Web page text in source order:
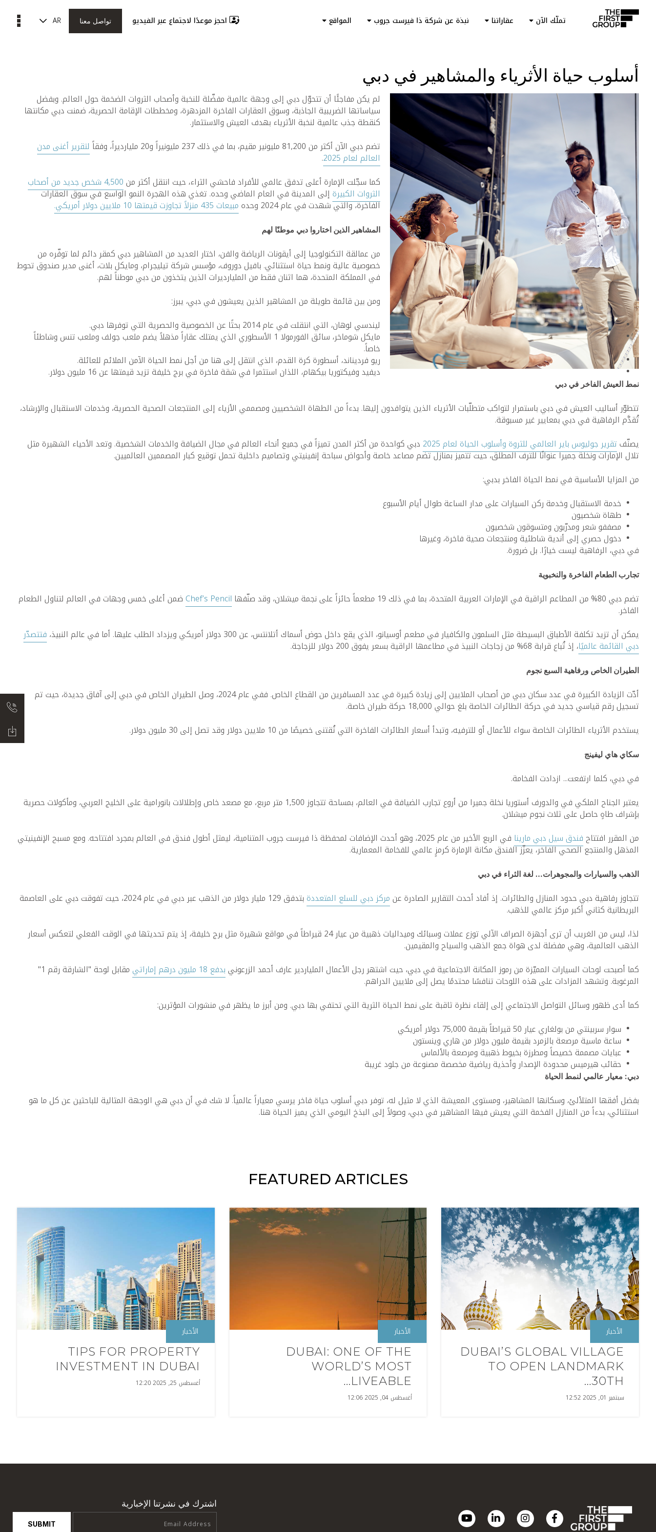
تملّك الآن عقاراتنا نبذة عن شركة ذا فيرست جروب المواقع احجز موعدًا لاجتماع عبر الفيديو تواصل معنا AR
أسلوب حياة الأثرياء والمشاهير في دبي
لم يكن مفاجئًا أن تتحوّل دبي إلى وجهة عالمية مفضّلة للنخبة وأصحاب الثروات الضخمة حول العالم. وبفضل
سياساتها الضريبية الجاذبة، وسوق العقارات الفاخرة المزدهرة، ومخططات الإقامة الحصرية، ضمنت دبي مكانتها
كنقطة جذب عالمية لنخبة الأثرياء بهدف العيش والاستثمار.
تضم دبي الآن أكثر من 81,200 مليونير مقيم، بما في ذلك 237 مليونيراً و20 مليارديراً، وفقاً
لتقرير أغنى مدن
العالم لعام 2025
.
كما سجّلت الإمارة أعلى تدفق عالمي للأفراد فاحشي الثراء، حيث انتقل أكثر من
4,500 شخص جديد من أصحاب
الثروات الكبيرة إلى المدينة في العام الماضي وحده. تغذي هذه الهجرة النمو الواسع في سوق العقارات
الفاخرة، والتي شهدت في عام 2024 وحده مبيعات 435 منزلاً تجاوزت قيمتها 10 ملايين دولار أمريكي.
المشاهير الذين اختاروا دبي موطنًا لهم
من عمالقة التكنولوجيا إلى أيقونات الرياضة والفن، اختار العديد من المشاهير دبي كمقر دائم لما توفّره من
خصوصية عالية ونمط حياة استثنائي. بافيل دوروف، مؤسس شركة تيليجرام، ومايكل بلات، أغنى مدير صندوق تحوط
في المملكة المتحدة، هما اثنان فقط من المليارديرات الذين يتخذون من دبي موطناً لهم.
ومن بين قائمة طويلة من المشاهير الذين يعيشون في دبي، يبرز:
ليندسي لوهان، التي انتقلت في عام 2014 بحثًا عن الخصوصية والحصرية التي توفرها دبي.
مايكل شوماخر، سائق الفورمولا 1 الأسطوري الذي يمتلك عقاراً مذهلاً يضم ملعب جولف وملعب تنس وشاطئاً
خاصاً.
ريو فرديناند، أسطورة كرة القدم، الذي انتقل إلى هنا من أجل نمط الحياة الآمن الملائم للعائلة.
ديفيد وفيكتوريا بيكهام، اللذان استثمرا في شقة فاخرة في برج خليفة تزيد قيمتها عن 16 مليون دولار.
نمط العيش الفاخر في دبي
تتطوّر أساليب العيش في دبي باستمرار لتواكب متطلّبات الأثرياء الذين يتوافدون إليها. بدءاً من الطهاة الشخصيين ومصممي الأزياء إلى المنتجعات الصحية الحصرية، وخدمات الاستقبال والإرشاد،
تُقدَّم الرفاهية في دبي بمعايير غير مسبوقة.
يصنّف تقرير جوليوس باير العالمي للثروة وأسلوب الحياة لعام 2025 دبي كواحدة من أكثر المدن تميزاً في جميع أنحاء العالم في مجال الضيافة والخدمات الشخصية. وتعد الأحياء الشهيرة مثل
تلال الإمارات ونخلة جميرا عنوانًا للترف المطلق، حيث تتميز بمنازل تضم مصاعد خاصة وأحواض سباحة إنفينيتي وتصاميم داخلية تحمل توقيع كبار المصممين العالميين.
من المزايا الأساسية في نمط الحياة الفاخر بدبي:
خدمة الاستقبال وخدمة ركن السيارات على مدار الساعة طوال أيام الأسبوع
طهاة شخصيون
مصففو شعر ومدرّبون ومتسوقون شخصيون
دخول حصري إلى أندية شاطئية ومنتجعات صحية فاخرة، وغيرها
في دبي، الرفاهية ليست خيارًا. بل ضرورة.
تجارب الطعام الفاخرة والنخبوية
تضم دبي 80% من المطاعم الراقية في الإمارات العربية المتحدة، بما في ذلك 19 مطعماً حائزاً على نجمة ميشلان، وقد صنّفها Chef’s Pencil ضمن أغلى خمس وجهات في العالم لتناول الطعام
الفاخر.
يمكن أن تزيد تكلفة الأطباق البسيطة مثل السلمون والكافيار في مطعم أوسيانو، الذي يقع داخل حوض أسماك أتلانتس، عن 300 دولار أمريكي ويزداد الطلب عليها. أما في عالم النبيذ،
فتتصدّر
دبي القائمة عالميًا، إذ تُباع قرابة 68% من زجاجات النبيذ في مطاعمها الراقية بسعر يفوق 200 دولار للزجاجة.
الطيران الخاص ورفاهية السبع نجوم
أدّت الزيادة الكبيرة في عدد سكان دبي من أصحاب الملايين إلى زيادة كبيرة في عدد المسافرين من القطاع الخاص. ففي عام 2024، وصل الطيران الخاص في دبي إلى آفاق جديدة، حيث تم
تسجيل رقم قياسي جديد في حركة الطائرات الخاصة بلغ حوالي 18,000 حركة طيران خاصة.
يستخدم الأثرياء الطائرات الخاصة سواء للأعمال أو للترفيه، وتبدأ أسعار الطائرات الفاخرة التي تُقتنى خصيصًا من 10 ملايين دولار وقد تصل إلى 30 مليون دولار.
سكاي هاي ليفينج
في دبي، كلما ارتفعت... ازدادت الفخامة.
يعتبر الجناح الملكي في والدورف أستوريا نخلة جميرا من أروع تجارب الضيافة في العالم، بمساحة تتجاوز 1,500 متر مربع، مع مصعد خاص وإطلالات بانورامية على الخليج العربي، ومأكولات حصرية
بإشراف طاهٍ حاصل على ثلاث نجوم ميشلان.
من المقرر افتتاح فندق سيل دبي مارينا في الربع الأخير من عام 2025، وهو أحدث الإضافات لمحفظة ذا فيرست جروب المتنامية، ليمثل أطول فندق في العالم بمجرد افتتاحه. ومع مسبح الإنفينيتي
المذهل والمنتجع الصحي الفاخر، يعزّز الفندق مكانة الإمارة كرمزٍ عالمي للفخامة المعمارية.
الذهب والسيارات والمجوهرات... لغة الثراء في دبي
تتجاوز رفاهية دبي حدود المنازل والطائرات. إذ أفاد أحدث التقارير الصادرة عن مركز دبي للسلع المتعددة بتدفق 129 مليار دولار من الذهب عبر دبي في عام 2024، حيث تفوقت دبي على العاصمة
البريطانية كثاني أكبر مركز عالمي للذهب.
لذا، ليس من الغريب أن ترى أجهزة الصراف الآلي توزع عملات وسبائك وميداليات ذهبية من عيار 24 قيراطاً في مواقع شهيرة مثل برج خليفة، إذ يتم تحديثها في الوقت الفعلي لتعكس أسعار
الذهب العالمية، وهي مفضلة لدى هواة جمع الذهب والسياح والمقيمين.
كما أصبحت لوحات السيارات المميّزة من رموز المكانة الاجتماعية في دبي، حيث اشتهر رجل الأعمال الملياردير عارف أحمد الزرعوني بدفع 18 مليون درهم إماراتي مقابل لوحة "الشارقة رقم 1"
المرغوبة. وتشهد المزادات على هذه اللوحات تنافسًا محتدمًا يصل إلى ملايين الدراهم.
كما أدى ظهور وسائل التواصل الاجتماعي إلى إلقاء نظرة ثاقبة على نمط الحياة الثرية التي تحتفي بها دبي. ومن أبرز ما يظهر في منشورات المؤثرين:
سوار سربينتي من بولغاري عيار 50 قيراطاً بقيمة 75,000 دولار أمريكي
ساعة ماسية مرصعة بالزمرد بقيمة مليون دولار من هاري وينستون
عبايات مصممة خصيصاً ومطرزة بخيوط ذهبية ومرصعة بالألماس
حقائب هيرميس محدودة الإصدار وأحذية رياضية مخصصة مصنوعة من جلود غريبة
دبي: معيار عالمي لنمط الحياة
بفضل أفقها المتلألئ، وسكانها المشاهير، ومستوى المعيشة الذي لا مثيل له، توفر دبي أسلوب حياة فاخر يرسي معياراً عالمياً. لا شك في أن دبي هي الوجهة المثالية للباحثين عن كل ما هو
استثنائي، بدءاً من المنازل الفخمة التي يعيش فيها المشاهير في دبي، وصولاً إلى البذخ اليومي الذي يميز الحياة هنا.
FEATURED ARTICLES
الأخبار
DUBAI’S GLOBAL VILLAGE
TO OPEN LANDMARK
30TH...
سبتمبر 01, 2025 12:52
الأخبار
DUBAI: ONE OF THE
WORLD’S MOST
LIVEABLE...
أغسطس 04, 2025 12:06
الأخبار
TIPS FOR PROPERTY
INVESTMENT IN DUBAI
أغسطس 25, 2025 12:20
اشترك في نشرتنا الإخبارية
SUBMIT